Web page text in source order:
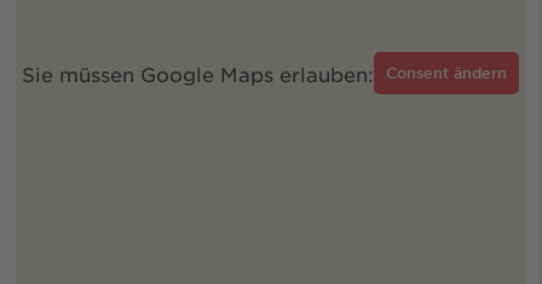
Sie müssen Google Maps erlauben: Consent ändern